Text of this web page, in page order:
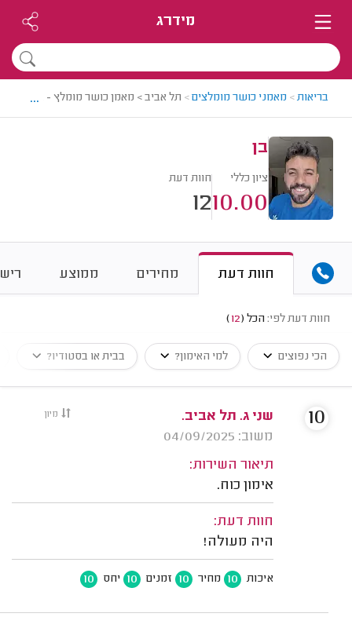
מידרג
בריאות> מאמני כושר מומלצים> תל אביב > מאמן כושר מומלץ - בן...
בן
ציון כללי
10.00
חוות דעת
12
חוות דעת מחירים ממוצע
חוות דעת לפי: הכל (
12
)
הכי נפוצים למי האימון? בבית או בסטודיו?
מיון
שני ג. תל אביב.
משוב: 04/09/2025
תיאור השירות:
אימון כוח.
חוות דעת:
היה מעולה!
איכות 10 מחיר 10 זמנים 10 יחס 10
10